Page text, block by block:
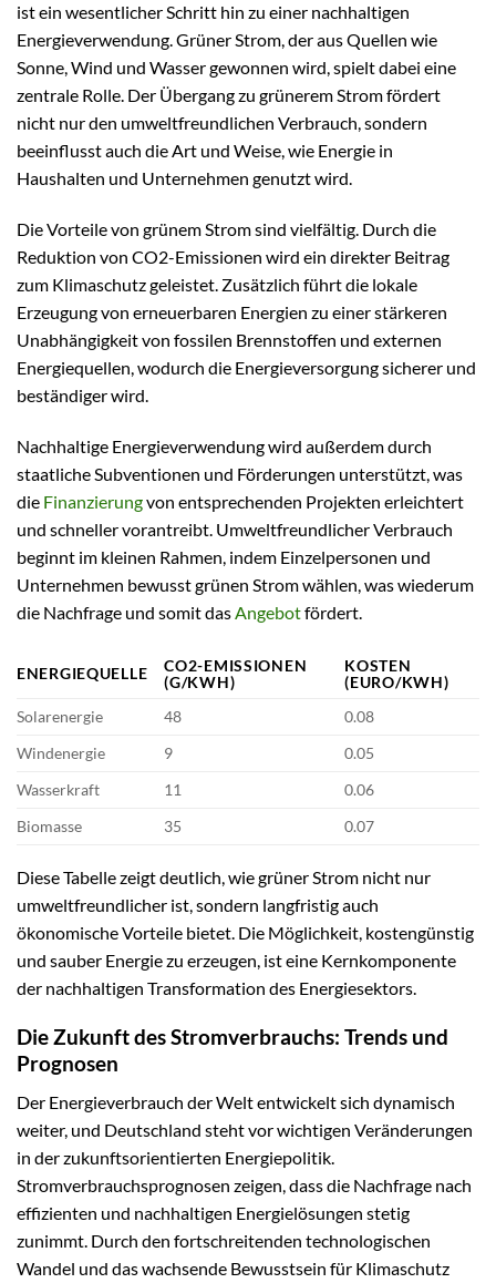
ist ein wesentlicher Schritt hin zu einer nachhaltigen
Energieverwendung. Grüner Strom, der aus Quellen wie
Sonne, Wind und Wasser gewonnen wird, spielt dabei eine
zentrale Rolle. Der Übergang zu grünerem Strom fördert
nicht nur den umweltfreundlichen Verbrauch, sondern
beeinflusst auch die Art und Weise, wie Energie in
Haushalten und Unternehmen genutzt wird.
Die Vorteile von grünem Strom sind vielfältig. Durch die
Reduktion von CO2-Emissionen wird ein direkter Beitrag
zum Klimaschutz geleistet. Zusätzlich führt die lokale
Erzeugung von erneuerbaren Energien zu einer stärkeren
Unabhängigkeit von fossilen Brennstoffen und externen
Energiequellen, wodurch die Energieversorgung sicherer und
beständiger wird.
Nachhaltige Energieverwendung wird außerdem durch
staatliche Subventionen und Förderungen unterstützt, was
die Finanzierungvon entsprechenden Projekten erleichtert
und schneller vorantreibt. Umweltfreundlicher Verbrauch
beginnt im kleinen Rahmen, indem Einzelpersonen und
Unternehmen bewusst grünen Strom wählen, was wiederum
die Nachfrage und somit das Angebotfördert.
ENERGIEQUELLE
CO2-EMISSIONEN
(G/KWH)
KOSTEN
(EURO/KWH)
Solarenergie
48
0.08
Windenergie
9
0.05
Wasserkraft
11
0.06
Biomasse
35 0.07
Diese Tabelle zeigt deutlich, wie grüner Strom nicht nur
umweltfreundlicher ist, sondern langfristig auch
ökonomische Vorteile bietet. Die Möglichkeit, kostengünstig
und sauber Energie zu erzeugen, ist eine Kernkomponente
der nachhaltigen Transformation des Energiesektors.
Die Zukunft des Stromverbrauchs: Trends und
Prognosen
Der Energieverbrauch der Welt entwickelt sich dynamisch
weiter, und Deutschland steht vor wichtigen Veränderungen
in der zukunftsorientierten Energiepolitik.
Stromverbrauchsprognosen zeigen, dass die Nachfrage nach
effizienten und nachhaltigen Energielösungen stetig
zunimmt. Durch den fortschreitenden technologischen
Wandel und das wachsende Bewusstsein für Klimaschutz